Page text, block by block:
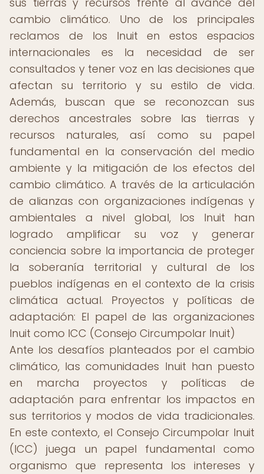
cambio climático. Uno de los principales
reclamos de los Inuit en estos espacios
internacionales es la necesidad de ser
consultados y tener voz en las decisiones que
afectan su territorio y su estilo de vida.
Además, buscan que se reconozcan sus
derechos ancestrales sobre las tierras y
recursos naturales, así como su papel
fundamental en la conservación del medio
ambiente y la mitigación de los efectos del
cambio climático. A través de la articulación
de alianzas con organizaciones indígenas y
ambientales a nivel global, los Inuit han
logrado amplificar su voz y generar
conciencia sobre la importancia de proteger
la soberanía territorial y cultural de los
pueblos indígenas en el contexto de la crisis
climática actual. Proyectos y políticas de
adaptación: El papel de las organizaciones
Inuit como ICC (Consejo Circumpolar Inuit)
Ante los desafíos planteados por el cambio
climático, las comunidades Inuit han puesto
en marcha proyectos y políticas de
adaptación para enfrentar los impactos en
sus territorios y modos de vida tradicionales.
En este contexto, el Consejo Circumpolar Inuit
(ICC) juega un papel fundamental como
organismo que representa los intereses y